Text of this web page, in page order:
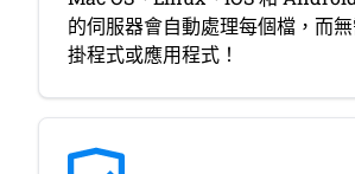
的伺服器會自動處理每個檔，而
掛程式或應用程式！